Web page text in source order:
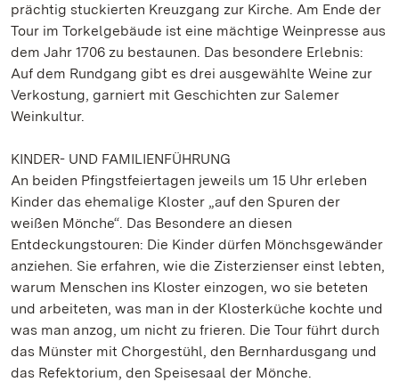
prächtig stuckierten Kreuzgang zur Kirche. Am Ende der
Tour im Torkelgebäude ist eine mächtige Weinpresse aus
dem Jahr 1706 zu bestaunen. Das besondere Erlebnis:
Auf dem Rundgang gibt es drei ausgewählte Weine zur
Verkostung, garniert mit Geschichten zur Salemer
Weinkultur.
KINDER- UND FAMILIENFÜHRUNG
An beiden Pfingstfeiertagen jeweils um 15 Uhr erleben
Kinder das ehemalige Kloster „auf den Spuren der
weißen Mönche“. Das Besondere an diesen
Entdeckungstouren: Die Kinder dürfen Mönchsgewänder
anziehen. Sie erfahren, wie die Zisterzienser einst lebten,
warum Menschen ins Kloster einzogen, wo sie beteten
und arbeiteten, was man in der Klosterküche kochte und
was man anzog, um nicht zu frieren. Die Tour führt durch
das Münster mit Chorgestühl, den Bernhardusgang und
das Refektorium, den Speisesaal der Mönche.